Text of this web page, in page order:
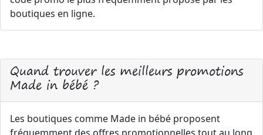
boutiques en ligne.
Quand trouver les meilleurs promotions
Made in bébé ?
Les boutiques comme Made in bébé proposent